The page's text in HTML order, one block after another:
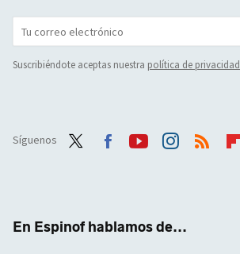
Suscribiéndote aceptas nuestra política de privacidad
Síguenos
En Espinof hablamos de...